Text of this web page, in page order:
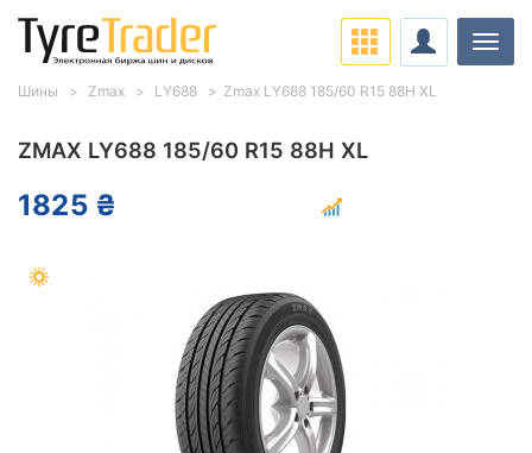
ZMAX LY688 185/60 R15 88H XL
1825 ₴
Шины Zmax LY688 Zmax LY688 185/60 R15 88H XL